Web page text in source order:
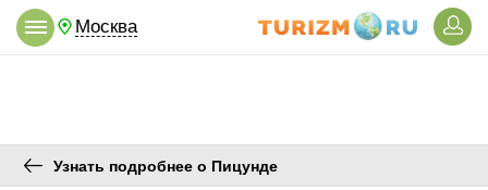
Москва
Узнать подробнее о Пицунде